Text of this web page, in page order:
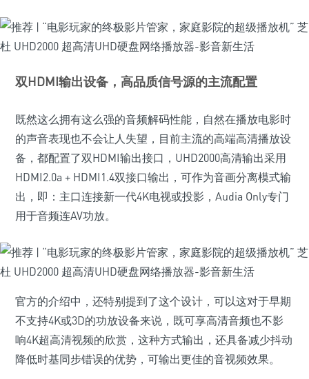
双HDMI输出设备，高品质信号源的主流配置
既然这么拥有这么强的音频解码性能，自然在播放电影时
的声音表现也不会让人失望，目前主流的高端高清播放设
备，都配置了双HDMI输出接口，UHD2000高清输出采用
HDMI2.0a + HDMI1.4双接口输出，可作为音画分离模式输
出，即：主口连接新一代4K电视或投影，Audia Only专门
用于音频连AV功放。
官方的介绍中，还特别提到了这个设计，可以这对于早期
不支持4K或3D的功放设备来说，既可享高清音频也不影
响4K超高清视频的欣赏，这种方式输出，还具备减少抖动
降低时基同步错误的优势，可输出更佳的音视频效果。